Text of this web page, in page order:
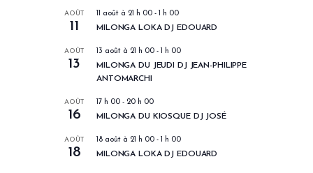
AOÛT
11
11 août à 21 h 00 - 1 h 00
MILONGA LOKA DJ EDOUARD
AOÛT
13
13 août à 21 h 00 - 1 h 00
MILONGA DU JEUDI DJ JEAN-PHILIPPE
ANTOMARCHI
AOÛT
16
17 h 00 - 20 h 00
MILONGA DU KIOSQUE DJ JOSÉ
AOÛT
18
18 août à 21 h 00 - 1 h 00
MILONGA LOKA DJ EDOUARD